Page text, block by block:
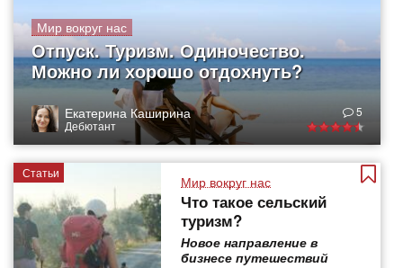
Мир вокруг нас
Отпуск. Туризм. Одиночество.
Можно ли хорошо отдохнуть?
Екатерина Каширина
Дебютант
5
Статьи
Мир вокруг нас
Что такое сельский
туризм?
Новое направление в
бизнесе путешествий